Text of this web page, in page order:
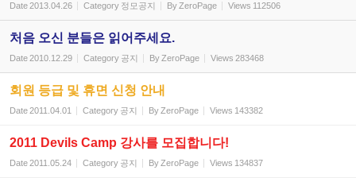
Date2013.04.26 Category 정모공지 By ZeroPage Views 112506
처음 오신 분들은 읽어주세요.
Date2010.12.29 Category 공지 By ZeroPage Views 283468
회원 등급 및 휴면 신청 안내
Date2011.04.01 Category 공지 By ZeroPage Views 143382
2011 Devils Camp 강사를 모집합니다!
Date2011.05.24 Category 공지 By ZeroPage Views 134837